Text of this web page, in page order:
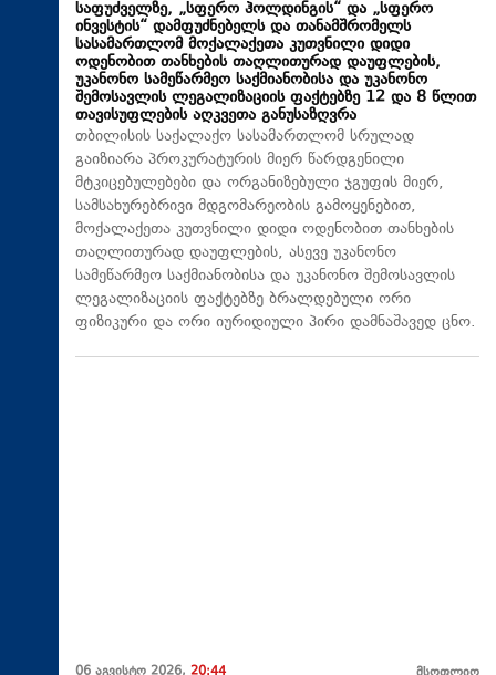
საფუძველზე, „სფერო ჰოლდინგის“ და „სფერო
ინვესტის“ დამფუძნებელს და თანამშრომელს
სასამართლომ მოქალაქეთა კუთვნილი დიდი
ოდენობით თანხების თაღლითურად დაუფლების,
უკანონო სამეწარმეო საქმიანობისა და უკანონო
შემოსავლის ლეგალიზაციის ფაქტებზე 12 და 8 წლით
თავისუფლების აღკვეთა განუსაზღვრა
თბილისის საქალაქო სასამართლომ სრულად
გაიზიარა პროკურატურის მიერ წარდგენილი
მტკიცებულებები და ორგანიზებული ჯგუფის მიერ,
სამსახურებრივი მდგომარეობის გამოყენებით,
მოქალაქეთა კუთვნილი დიდი ოდენობით თანხების
თაღლითურად დაუფლების, ასევე უკანონო
სამეწარმეო საქმიანობისა და უკანონო შემოსავლის
ლეგალიზაციის ფაქტებზე ბრალდებული ორი
ფიზიკური და ორი იურიდიული პირი დამნაშავედ ცნო.